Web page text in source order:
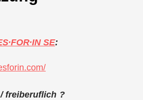
SE:
freiberuflich ?